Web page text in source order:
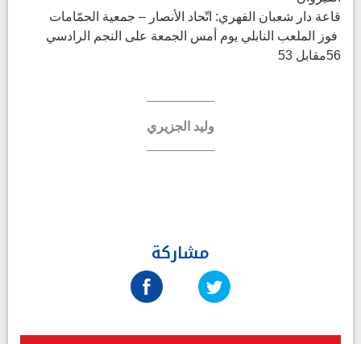
قاعة دار شعبان الفهري: اتّحاد الأنصار – جمعية الحمّامات
فوز الملعب النابلي يوم أمس الجمعة على النجم الرادسي
56مقابل 53
وليد الجزيري
مشاركة